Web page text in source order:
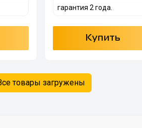
гарантия 2 года.
Купить
товары загружены